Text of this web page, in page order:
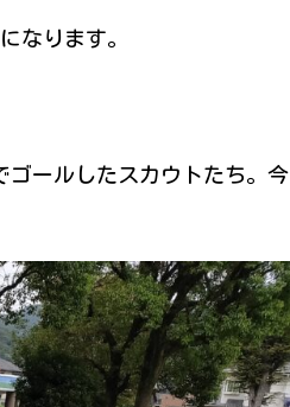
なります。
ゴールしたスカウトたち。今